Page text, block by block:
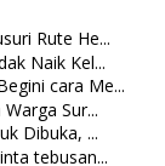
Rute He...
Naik Kel...
cara Me...
Sur...
Dibuka, ...
tebusan...